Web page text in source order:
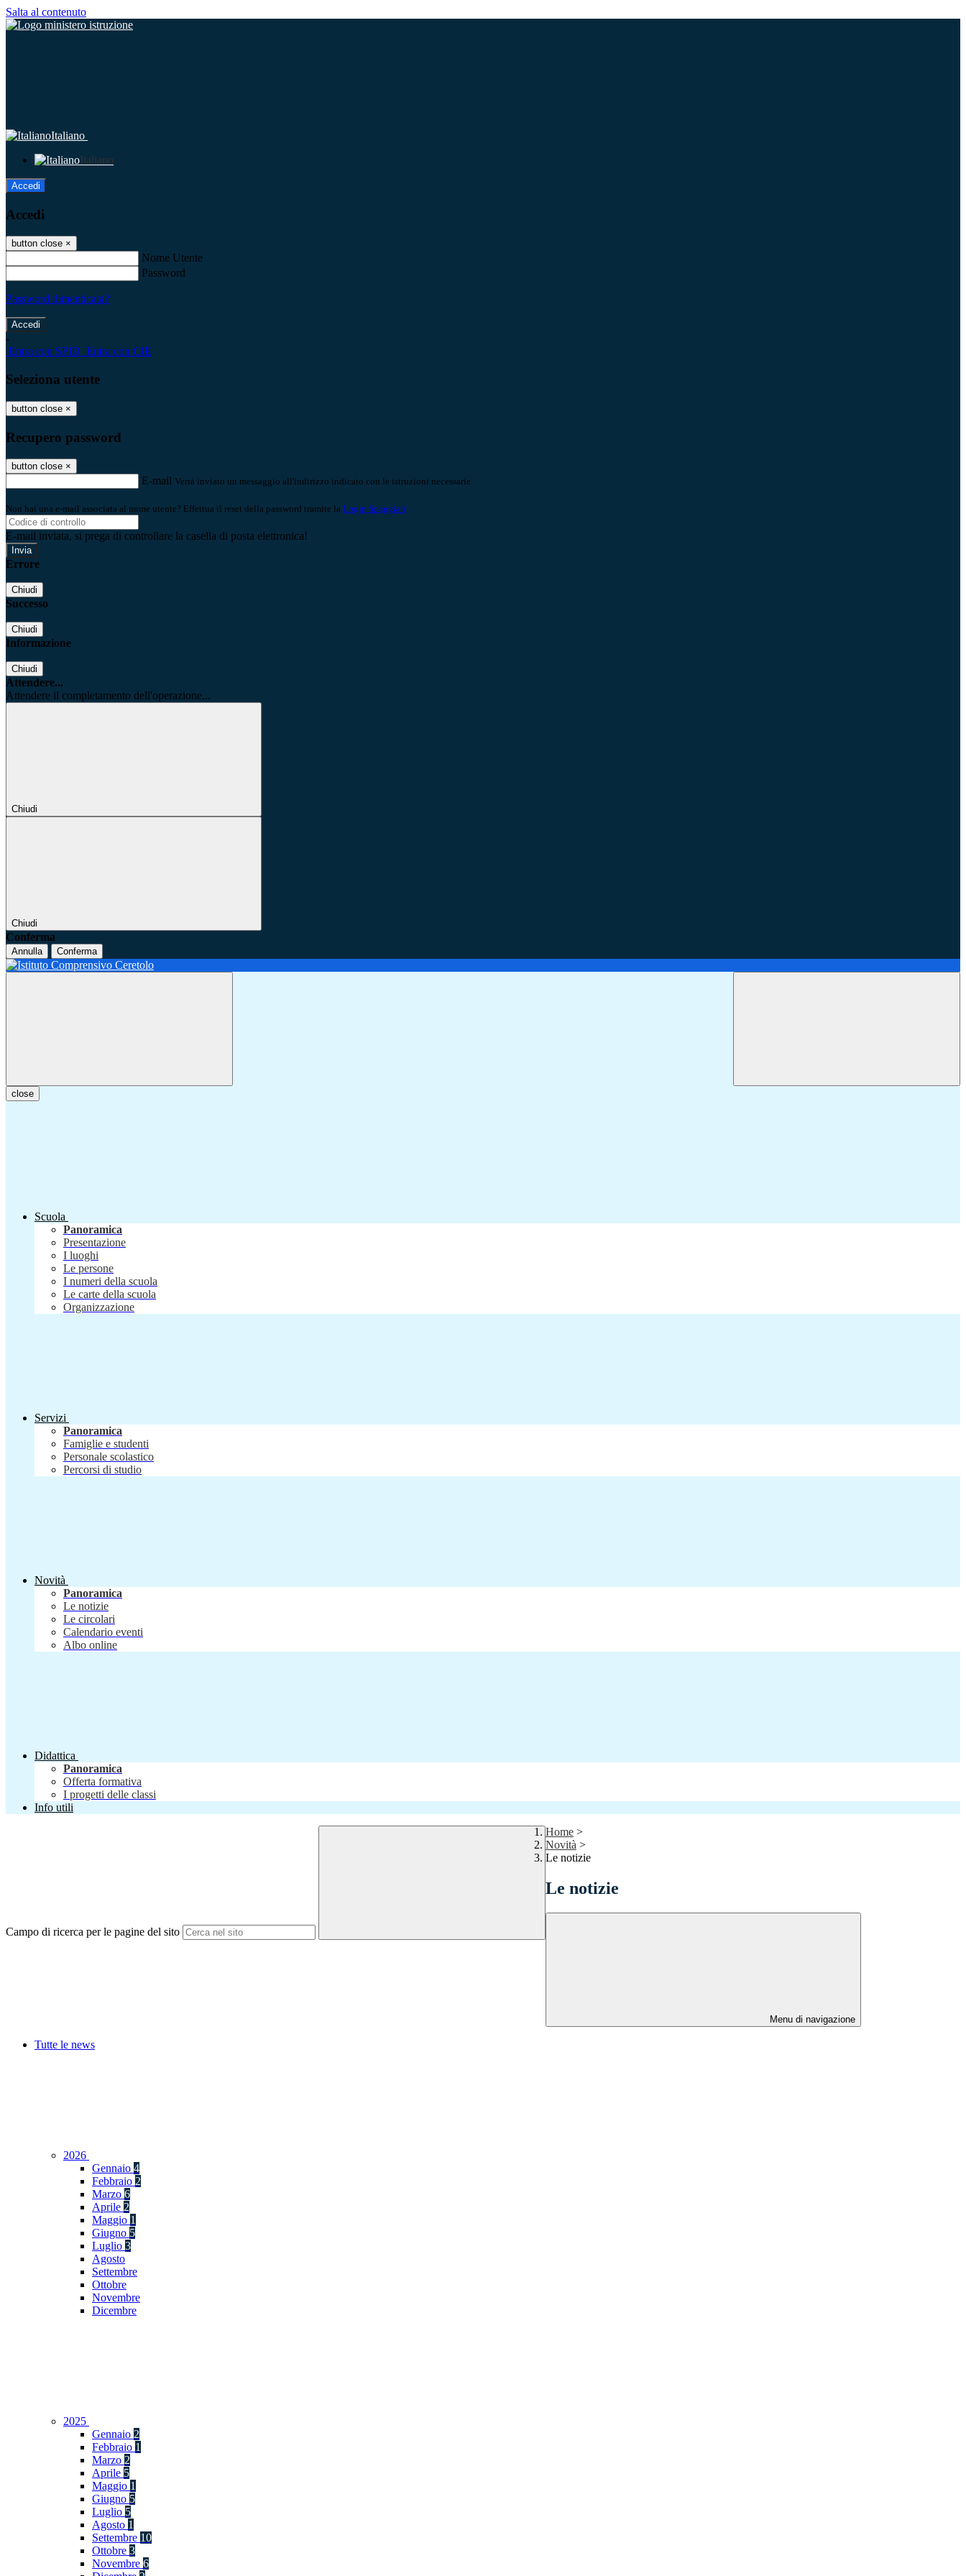
Salta al contenuto
Italiano
Italiano
Accedi
Accedi
button close ×
Nome Utente
Password
Password dimenticata?
-
Entra con SPID Entra con CIE
Seleziona utente
button close ×
Recupero password
button close ×
E-mail Verrà inviato un messaggio all'indirizzo indicato con le istruzioni necessarie.
Non hai una e-mail associata al nome utente? Effettua il reset della password tramite la Login Spaggiari
E-mail inviata, si prega di controllare la casella di posta elettronica!
Errore
Chiudi
Successo
Chiudi
Informazione
Chiudi
Attendere...
Attendere il completamento dell'operazione...
Chiudi
Chiudi
Conferma
Annulla Conferma
close
Scuola
Panoramica
Presentazione
I luoghi
Le persone
I numeri della scuola
Le carte della scuola
Organizzazione
Servizi
Panoramica
Famiglie e studenti
Personale scolastico
Percorsi di studio
Novità
Panoramica
Le notizie
Le circolari
Calendario eventi
Albo online
Didattica
Panoramica
Offerta formativa
I progetti delle classi
Info utili
Campo di ricerca per le pagine del sito
Home >
Novità >
Le notizie
Le notizie
Menu di navigazione
Tutte le news
2026
Gennaio 4
Febbraio 2
Marzo 6
Aprile 2
Maggio 1
Giugno 5
Luglio 3
Agosto
Settembre
Ottobre
Novembre
Dicembre
2025
Gennaio 2
Febbraio 1
Marzo 2
Aprile 5
Maggio 1
Giugno 5
Luglio 5
Agosto 1
Settembre 10
Ottobre 3
Novembre 6